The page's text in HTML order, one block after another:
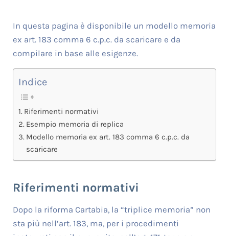
In questa pagina è disponibile un modello memoria
ex art. 183 comma 6 c.p.c. da scaricare e da
compilare in base alle esigenze.
Indice
Riferimenti normativi
Esempio memoria di replica
Modello memoria ex art. 183 comma 6 c.p.c. da
scaricare
Riferimenti normativi
Dopo la riforma Cartabia, la “triplice memoria” non
sta più nell’art. 183, ma, per i procedimenti